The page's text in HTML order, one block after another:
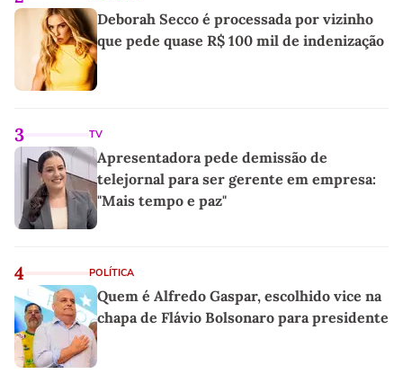
Deborah Secco é processada por vizinho
que pede quase R$ 100 mil de indenização
3 TV
Apresentadora pede demissão de
telejornal para ser gerente em empresa:
"Mais tempo e paz"
4 POLÍTICA
Quem é Alfredo Gaspar, escolhido vice na
chapa de Flávio Bolsonaro para presidente